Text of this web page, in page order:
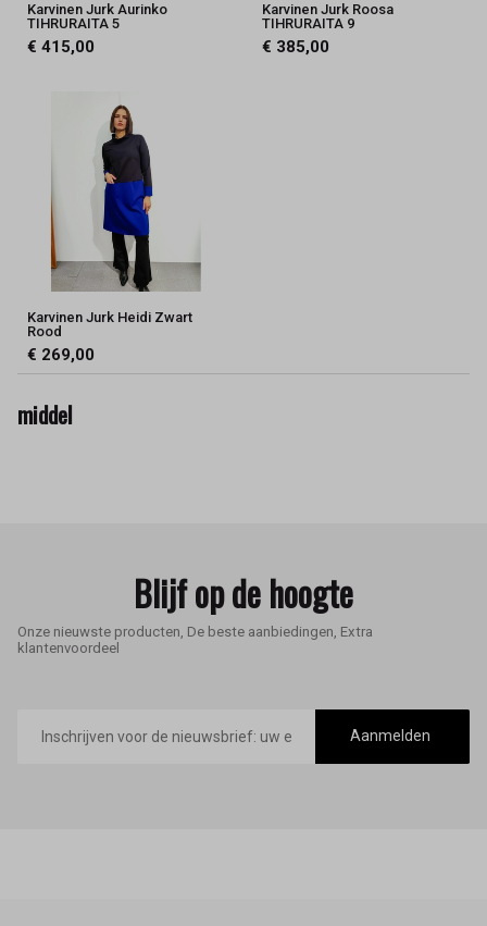
Karvinen Jurk Aurinko
TIHRURAITA 5
€ 415,00
Karvinen Jurk Roosa
TIHRURAITA 9
€ 385,00
Karvinen Jurk Heidi Zwart
Rood
€ 269,00
middel
Blijf op de hoogte
Onze nieuwste producten, De beste aanbiedingen, Extra
klantenvoordeel
mailadres
Aanmelden